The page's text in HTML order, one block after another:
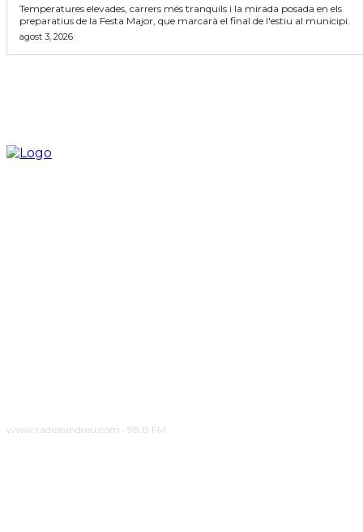
Temperatures elevades, carrers més tranquils i la mirada posada en els
preparatius de la Festa Major, que marcarà el final de l'estiu al municipi.
agost 3, 2026
www.radiosandreu.com · 98.0 FM